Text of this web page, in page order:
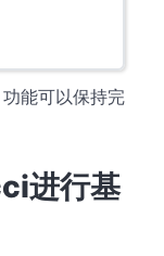
功能可以保持完
进行基